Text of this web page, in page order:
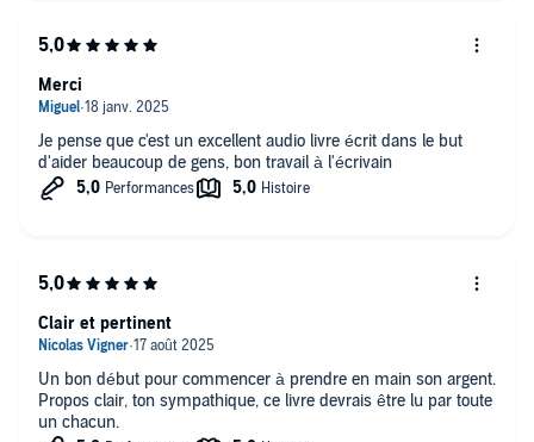
Je pense que c'est un excellent audio livre écrit dans le but
d'aider beaucoup de gens, bon travail à l'écrivain
Merci
Un bon début pour commencer à prendre en main son argent.
Propos clair, ton sympathique, ce livre devrais être lu par toute
un chacun.
Clair et pertinent